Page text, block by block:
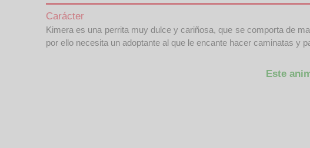
Carácter
Kimera es una perrita muy dulce y cariñosa, que se comporta de
por ello necesita un adoptante al que le encante hacer caminatas y
Este